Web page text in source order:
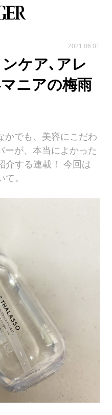
2021.06.01
ケア､アレ
ニアの梅雨
かでも、美容にこだわ
ーが、本当によかった
介する連載！ 今回は
。